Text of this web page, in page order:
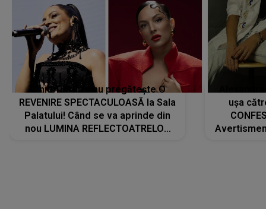
Tania Turtureanu pregătește O
REVENIRE SPECTACULOASĂ la Sala
Palatului! Când se va aprinde din
nou LUMINA REFLECTOATRELOR
ușa